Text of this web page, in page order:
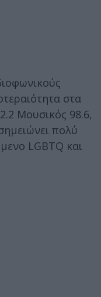
στα
Μουσικός 98.6,
πολύ
LGBTQ και